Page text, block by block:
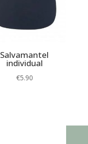
Salvamantel
individual
€5.90